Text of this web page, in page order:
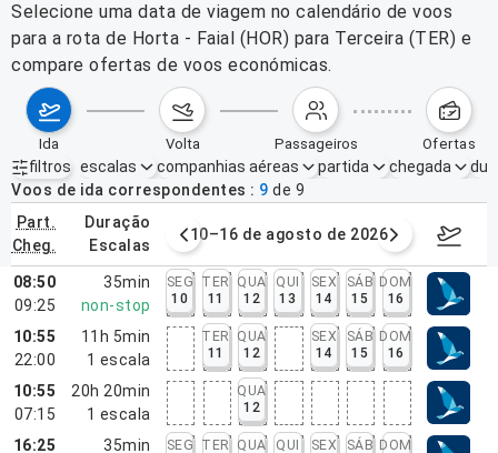
Selecione uma data de viagem no calendário de voos
para a rota de Horta - Faial (HOR) para Terceira (TER) e
compare ofertas de voos económicas.
ida volta passageiros ofertas
filtros
Filtros ativos nenhum
escalas companhias aéreas partida chegada
Voos de ida correspondentes
9 de 9
part.
cheg.
duração
escalas
agosto de 2026 10–16 de agosto de 2026 17–23
08:50
09:25
35min
non-stop
SEG
10
TER
11
QUA
12
QUI
13
SEX
14
SÁB
15
DOM
16
10:55
22:00
11h 5min
1 escala
TER
11
QUA
12
SEX
14
SÁB
15
DOM
16
10:55
07:15
20h 20min
1 escala
QUA
12
16:25
35min
SEG TER
QUA
QUI
SEX
SÁB DOM